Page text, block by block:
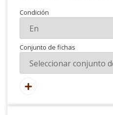
Condición
Conjunto de fichas